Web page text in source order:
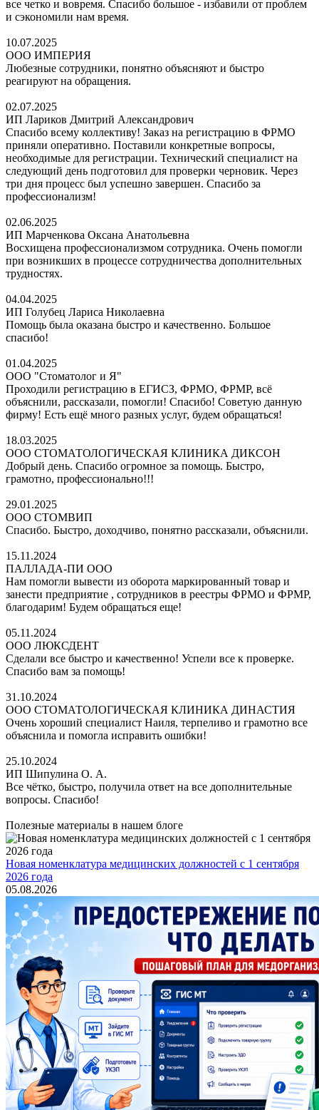
все четко и вовремя. Спасибо большое - избавили от проблем
и сэкономили нам время.
10.07.2025
ООО ИМПЕРИЯ
Любезные сотрудники, понятно объясняют и быстро
реагируют на обращения.
02.07.2025
ИП Лариков Дмитрий Александрович
Спасибо всему коллективу! Заказ на регистрацию в ФРМО
приняли оперативно. Поставили конкретные вопросы,
необходимые для регистрации. Технический специалист на
следующий день подготовил для проверки черновик. Через
три дня процесс был успешно завершен. Спасибо за
профессионализм!
02.06.2025
ИП Марченкова Оксана Анатольевна
Восхищена профессионализмом сотрудника. Очень помогли
при возникших в процессе сотрудничества дополнительных
трудностях.
04.04.2025
ИП Голубец Лариса Николаевна
Помощь была оказана быстро и качественно. Большое
спасибо!
01.04.2025
ООО "Стоматолог и Я"
Проходили регистрацию в ЕГИСЗ, ФРМО, ФРМР, всё
объяснили, рассказали, помогли! Спасибо! Советую данную
фирму! Есть ещё много разных услуг, будем обращаться!
18.03.2025
ООО СТОМАТОЛОГИЧЕСКАЯ КЛИНИКА ДИКСОН
Добрый день. Спасибо огромное за помощь. Быстро,
грамотно, профессионально!!!
29.01.2025
ООО СТОМВИП
Спасибо. Быстро, доходчиво, понятно рассказали, объяснили.
15.11.2024
ПАЛЛАДА-ПИ ООО
Нам помогли вывести из оборота маркированный товар и
занести предприятие , сотрудников в реестры ФРМО и ФРМР,
благодарим! Будем обращаться еще!
05.11.2024
ООО ЛЮКСДЕНТ
Сделали все быстро и качественно! Успели все к проверке.
Спасибо вам за помощь!
31.10.2024
ООО СТОМАТОЛОГИЧЕСКАЯ КЛИНИКА ДИНАСТИЯ
Очень хороший специалист Наиля, терпеливо и грамотно все
объяснила и помогла исправить ошибки!
25.10.2024
ИП Шипулина О. А.
Все чётко, быстро, получила ответ на все дополнительные
вопросы. Спасибо!
Полезные материалы в нашем блоге
Новая номенклатура медицинских должностей с 1 сентября
2026 года
05.08.2026